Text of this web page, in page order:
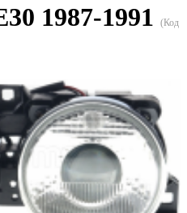
1987-1991 (Код